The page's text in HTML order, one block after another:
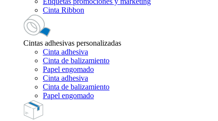
Cinta Ribbon
Cintas adhesivas personalizadas
Cinta adhesiva
Cinta de balizamiento
Papel engomado
Cinta adhesiva
Cinta de balizamiento
Papel engomado